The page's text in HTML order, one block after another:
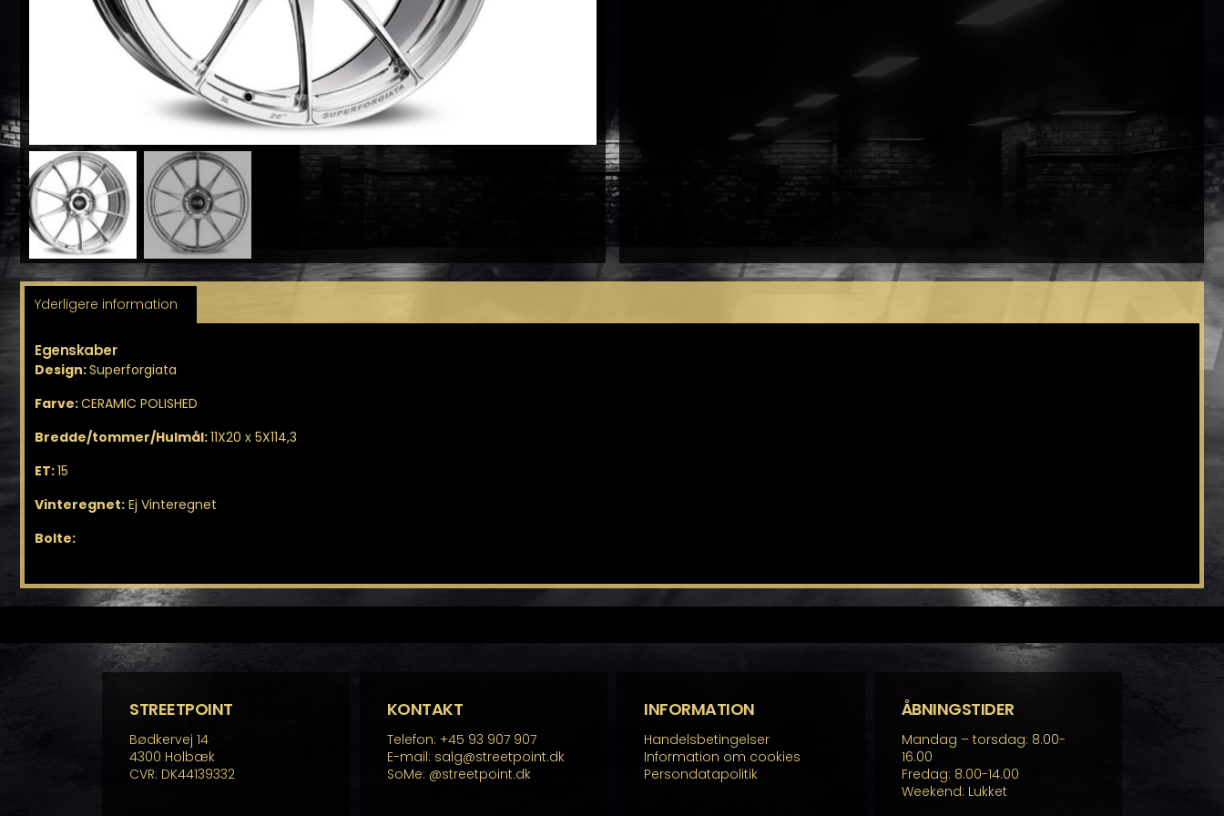
Yderligere information
Egenskaber
Design:Superforgiata
Farve:CERAMIC POLISHED
Bredde/tommer/Hulmål:11X20 x 5X114,3
ET:15
Vinteregnet: Ej Vinteregnet
Bolte:
STREETPOINT
Bødkervej 14
4300 Holbæk
CVR: DK44139332
KONTAKT
Telefon: +45 93 907 907
E-mail: salg@streetpoint.dk
SoMe: @streetpoint.dk
INFORMATION
Handelsbetingelser
Information om cookies
Persondatapolitik
ÅBNINGSTIDER
Mandag – torsdag: 8.00-
16.00
Fredag: 8.00-14.00
Weekend: Lukket